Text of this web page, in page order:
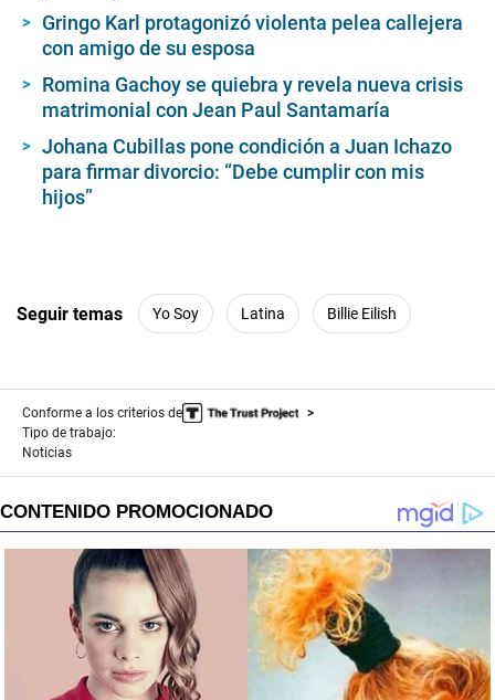
Gringo Karl protagonizó violenta pelea callejera
con amigo de su esposa
Romina Gachoy se quiebra y revela nueva crisis
matrimonial con Jean Paul Santamaría
Johana Cubillas pone condición a Juan Ichazo
para firmar divorcio: “Debe cumplir con mis
hijos”
Seguir temas Yo Soy Latina Billie Eilish
Conforme a los criterios de
Tipo de trabajo:
Noticias